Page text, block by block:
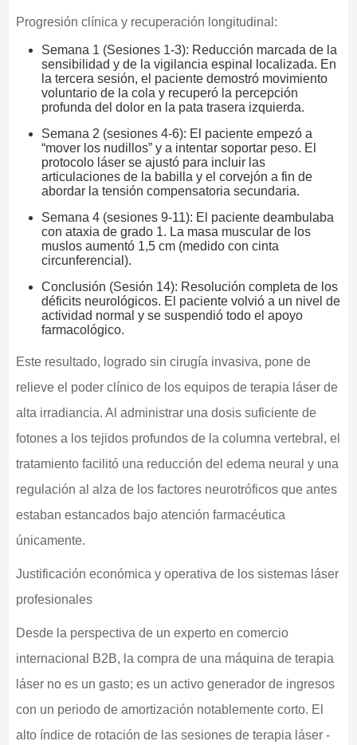
Progresión clínica y recuperación longitudinal:
Semana 1 (Sesiones 1-3): Reducción marcada de la
sensibilidad y de la vigilancia espinal localizada. En
la tercera sesión, el paciente demostró movimiento
voluntario de la cola y recuperó la percepción
profunda del dolor en la pata trasera izquierda.
Semana 2 (sesiones 4-6): El paciente empezó a
“mover los nudillos” y a intentar soportar peso. El
protocolo láser se ajustó para incluir las
articulaciones de la babilla y el corvejón a fin de
abordar la tensión compensatoria secundaria.
Semana 4 (sesiones 9-11): El paciente deambulaba
con ataxia de grado 1. La masa muscular de los
muslos aumentó 1,5 cm (medido con cinta
circunferencial).
Conclusión (Sesión 14): Resolución completa de los
déficits neurológicos. El paciente volvió a un nivel de
actividad normal y se suspendió todo el apoyo
farmacológico.
Este resultado, logrado sin cirugía invasiva, pone de
relieve el poder clínico de los equipos de terapia láser de
alta irradiancia. Al administrar una dosis suficiente de
fotones a los tejidos profundos de la columna vertebral, el
tratamiento facilitó una reducción del edema neural y una
regulación al alza de los factores neurotróficos que antes
estaban estancados bajo atención farmacéutica
únicamente.
Justificación económica y operativa de los sistemas láser
profesionales
Desde la perspectiva de un experto en comercio
internacional B2B, la compra de una máquina de terapia
láser no es un gasto; es un activo generador de ingresos
con un periodo de amortización notablemente corto. El
alto índice de rotación de las sesiones de terapia láser -